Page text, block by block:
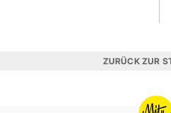
ZURÜCK ZUR
MIT